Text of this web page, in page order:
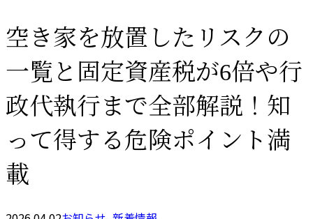
空き家を放置したリスクの
一覧と固定資産税が6倍や行
政代執行まで全部解説！知
って得する危険ポイント満
載